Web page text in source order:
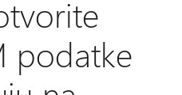
podatke